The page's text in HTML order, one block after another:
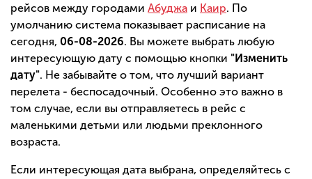
рейсов между городами Абуджа и Каир. По
умолчанию система показывает расписание на
сегодня, 06-08-2026. Вы можете выбрать любую
интересующую дату с помощью кнопки "Изменить
дату". Не забывайте о том, что лучший вариант
перелета - беспосадочный. Особенно это важно в
том случае, если вы отправляетесь в рейс с
маленькими детьми или людьми преклонного
возраста.
Если интересующая дата выбрана, определяйтесь с